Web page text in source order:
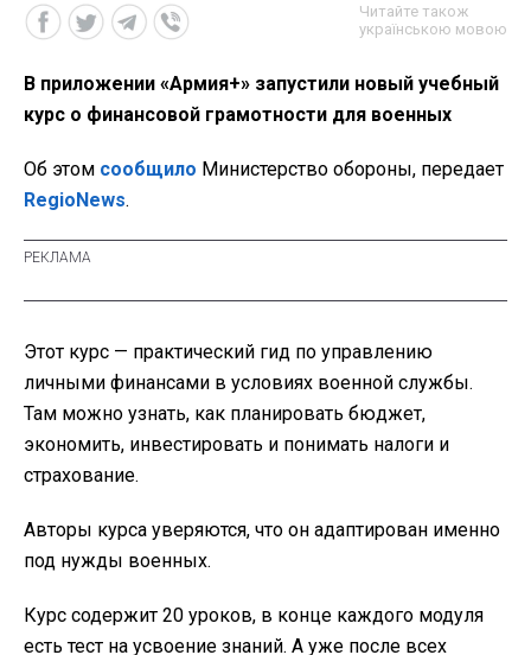
Читайте також
українською мовою
В приложении «Армия+» запустили новый учебный
курс о финансовой грамотности для военных
Об этом сообщило Министерство обороны, передает
RegioNews.
Этот курс — практический гид по управлению
личными финансами в условиях военной службы.
Там можно узнать, как планировать бюджет,
экономить, инвестировать и понимать налоги и
страхование.
Авторы курса уверяются, что он адаптирован именно
под нужды военных.
Курс содержит 20 уроков, в конце каждого модуля
есть тест на усвоение знаний. А уже после всех